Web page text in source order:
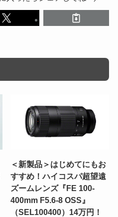
＜新製品＞はじめてにもお
すすめ！ハイコスパ超望遠
ズームレンズ『FE 100-
400mm F5.6-8 OSS』
（SEL100400）14万円！